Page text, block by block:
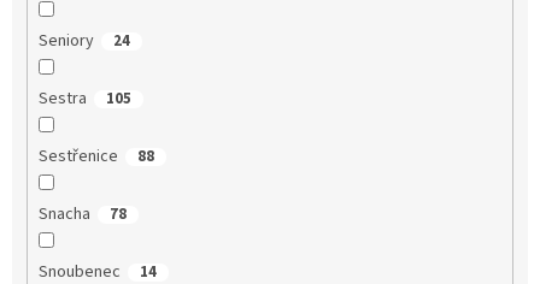
Seniory 24
Sestra 105
Sestřenice 88
Snacha 78
Snoubenec 14